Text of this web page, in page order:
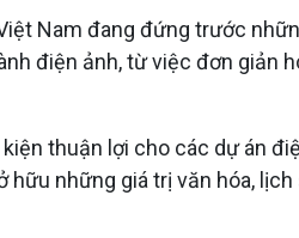
Nam đang đứng trước
điện ảnh, từ việc đơn giản
thuận lợi cho các dự án
những giá trị văn hóa,